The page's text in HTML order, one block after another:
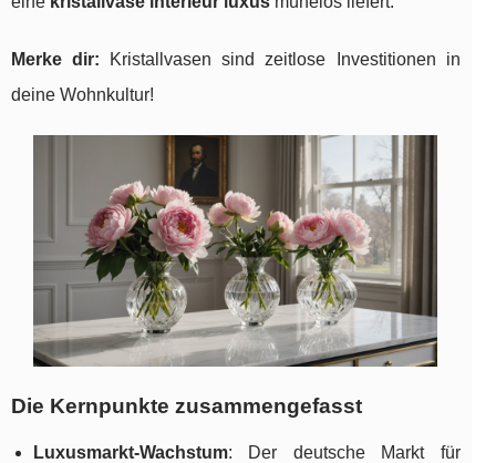
Merke dir: Kristallvasen sind zeitlose Investitionen in
deine Wohnkultur!
Die Kernpunkte zusammengefasst
Luxusmarkt-Wachstum: Der deutsche Markt für